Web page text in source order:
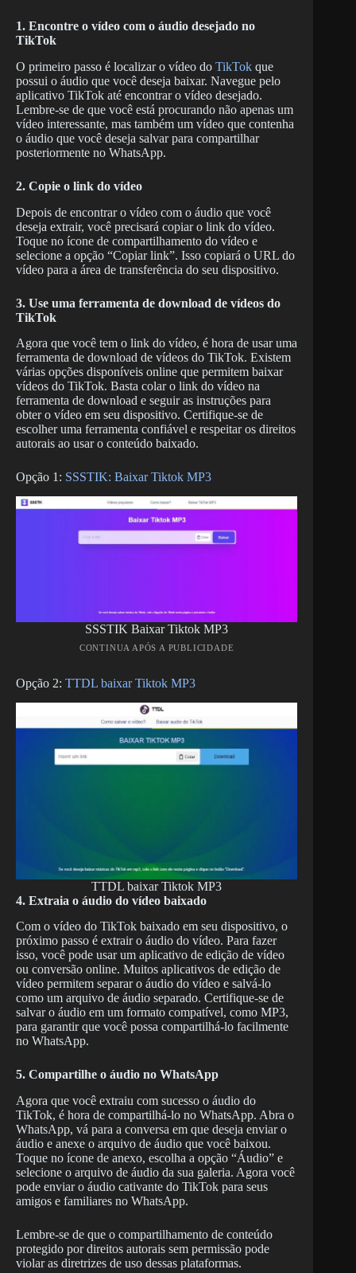
1. Encontre o vídeo com o áudio desejado no
TikTok
O primeiro passo é localizar o vídeo do TikTok que
possui o áudio que você deseja baixar. Navegue pelo
aplicativo TikTok até encontrar o vídeo desejado.
Lembre-se de que você está procurando não apenas um
vídeo interessante, mas também um vídeo que contenha
o áudio que você deseja salvar para compartilhar
posteriormente no WhatsApp.
2. Copie o link do vídeo
Depois de encontrar o vídeo com o áudio que você
deseja extrair, você precisará copiar o link do vídeo.
Toque no ícone de compartilhamento do vídeo e
selecione a opção “Copiar link”. Isso copiará o URL do
vídeo para a área de transferência do seu dispositivo.
3. Use uma ferramenta de download de vídeos do
TikTok
Agora que você tem o link do vídeo, é hora de usar uma
ferramenta de download de vídeos do TikTok. Existem
várias opções disponíveis online que permitem baixar
vídeos do TikTok. Basta colar o link do vídeo na
ferramenta de download e seguir as instruções para
obter o vídeo em seu dispositivo. Certifique-se de
escolher uma ferramenta confiável e respeitar os direitos
autorais ao usar o conteúdo baixado.
Opção 1: SSSTIK: Baixar Tiktok MP3
SSSTIK Baixar Tiktok MP3
CONTINUA APÓS A PUBLICIDADE
Opção 2: TTDL baixar Tiktok MP3
TTDL baixar Tiktok MP3
4. Extraia o áudio do vídeo baixado
Com o vídeo do TikTok baixado em seu dispositivo, o
próximo passo é extrair o áudio do vídeo. Para fazer
isso, você pode usar um aplicativo de edição de vídeo
ou conversão online. Muitos aplicativos de edição de
vídeo permitem separar o áudio do vídeo e salvá-lo
como um arquivo de áudio separado. Certifique-se de
salvar o áudio em um formato compatível, como MP3,
para garantir que você possa compartilhá-lo facilmente
no WhatsApp.
5. Compartilhe o áudio no WhatsApp
Agora que você extraiu com sucesso o áudio do
TikTok, é hora de compartilhá-lo no WhatsApp. Abra o
WhatsApp, vá para a conversa em que deseja enviar o
áudio e anexe o arquivo de áudio que você baixou.
Toque no ícone de anexo, escolha a opção “Áudio” e
selecione o arquivo de áudio da sua galeria. Agora você
pode enviar o áudio cativante do TikTok para seus
amigos e familiares no WhatsApp.
Lembre-se de que o compartilhamento de conteúdo
protegido por direitos autorais sem permissão pode
violar as diretrizes de uso dessas plataformas.